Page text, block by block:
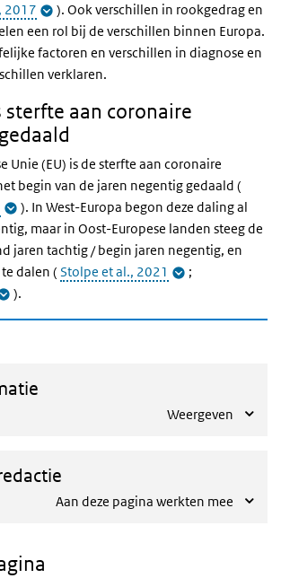
2017
). Ook verschillen in rookgedrag en
een rol bij de verschillen binnen Europa.
factoren en verschillen in diagnose en
verklaren.
sterfte aan coronaire
Unie (EU) is de sterfte aan coronaire
begin van de jaren negentig gedaald (
). In West-Europa begon deze daling al
maar in Oost-Europese landen steeg de
jaren tachtig / begin jaren negentig, en
dalen ( Stolpe et al., 2021
;
).
Weergeven
Aan deze pagina werkten mee